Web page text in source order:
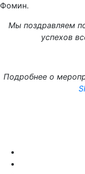
Фомин.
Мы поздравляем
успехов
Подробнее о